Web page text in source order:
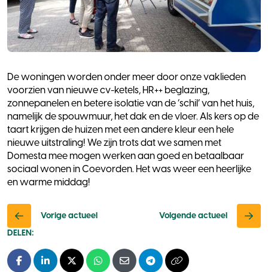
De woningen worden onder meer door onze vaklieden
voorzien van nieuwe cv-ketels, HR++ beglazing,
zonnepanelen en betere isolatie van de ‘schil’ van het huis,
namelijk de spouwmuur, het dak en de vloer. Als kers op de
taart krijgen de huizen met een andere kleur een hele
nieuwe uitstraling! We zijn trots dat we samen met
Domesta mee mogen werken aan goed en betaalbaar
sociaal wonen in Coevorden. Het was weer een heerlijke
en warme middag!
Vorige actueel
Volgende actueel
DELEN:
Facebook
LinkedInX - TwitterWhatsapp
E-mailTelegramKopieer naar